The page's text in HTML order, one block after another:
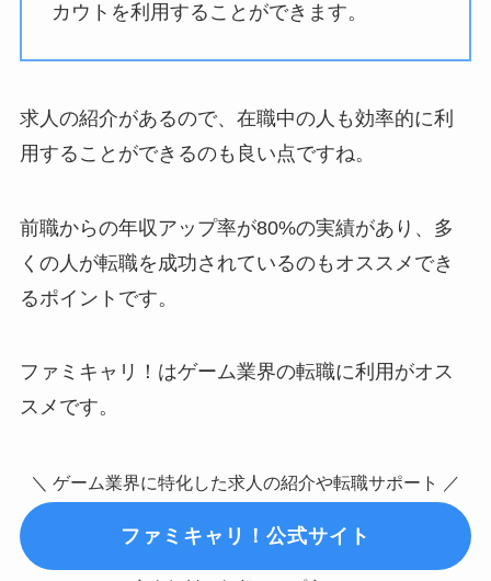
カウトを利用することができます。
求人の紹介があるので、在職中の人も効率的に利
用することができるのも良い点ですね。
前職からの年収アップ率が80%の実績があり、多
くの人が転職を成功されているのもオススメでき
るポイントです。
ファミキャリ！はゲーム業界の転職に利用がオス
スメです。
＼ ゲーム業界に特化した求人の紹介や転職サポート ／
ファミキャリ！公式サイト